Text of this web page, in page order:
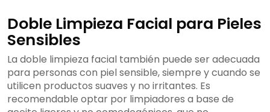
Doble Limpieza Facial para Pieles
Sensibles
La doble limpieza facial también puede ser adecuada
para personas con piel sensible, siempre y cuando se
utilicen productos suaves y no irritantes. Es
recomendable optar por limpiadores a base de